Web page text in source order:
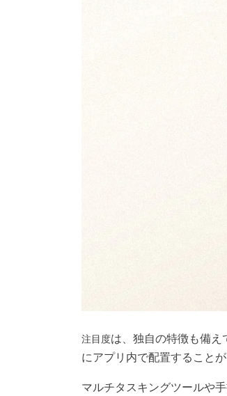
注目度は、独自の特徴も備え
にアプリ内で配置すること
マルチタスキングツールや